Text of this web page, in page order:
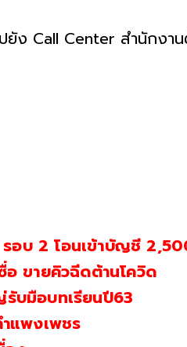
ยัง Call Center สำนักงา
รอบ 2 โอนเข้าบัญชี
ขายคิวฉีดต้านโควิด
รับมือบทเรียนปี63
แพงเพชร